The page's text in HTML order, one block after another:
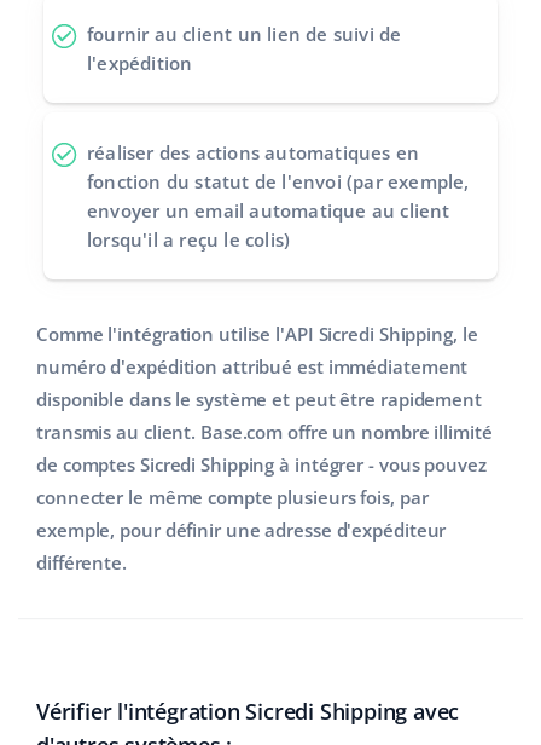
fournir au client un lien de suivi de
l'expédition
réaliser des actions automatiques en
fonction du statut de l'envoi (par exemple,
envoyer un email automatique au client
lorsqu'il a reçu le colis)
Comme l'intégration utilise l'API Sicredi Shipping, le
numéro d'expédition attribué est immédiatement
disponible dans le système et peut être rapidement
transmis au client. Base.com offre un nombre illimité
de comptes Sicredi Shipping à intégrer - vous pouvez
connecter le même compte plusieurs fois, par
exemple, pour définir une adresse d'expéditeur
différente.
Vérifier l'intégration Sicredi Shipping avec